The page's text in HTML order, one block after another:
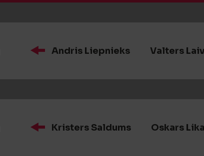
Andris Liepnieks Valters
Kristers Saldums Oskars